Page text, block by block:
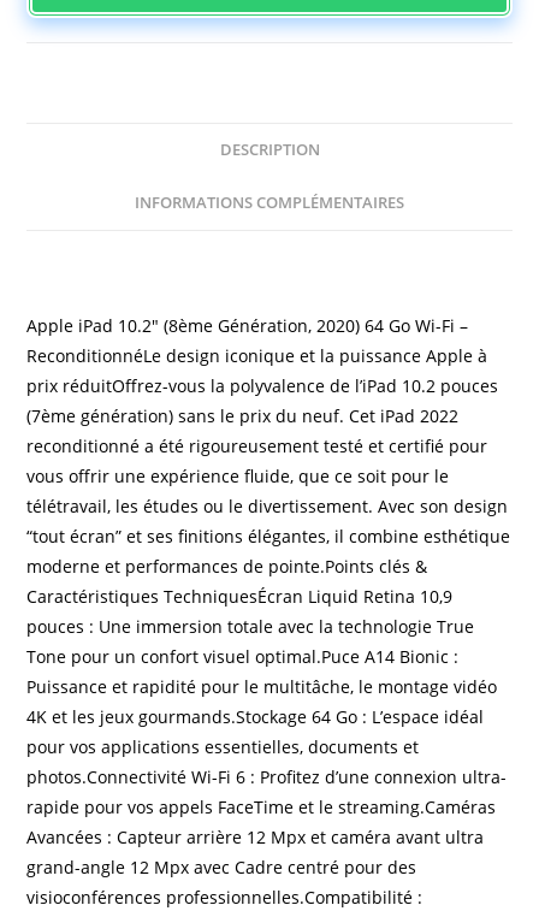
DESCRIPTION
INFORMATIONS COMPLÉMENTAIRES
Apple iPad 10.2″ (8ème Génération, 2020) 64 Go Wi-Fi –
ReconditionnéLe design iconique et la puissance Apple à
prix réduitOffrez-vous la polyvalence de l’iPad 10.2 pouces
(7ème génération) sans le prix du neuf. Cet iPad 2022
reconditionné a été rigoureusement testé et certifié pour
vous offrir une expérience fluide, que ce soit pour le
télétravail, les études ou le divertissement. Avec son design
“tout écran” et ses finitions élégantes, il combine esthétique
moderne et performances de pointe.Points clés &
Caractéristiques TechniquesÉcran Liquid Retina 10,9
pouces : Une immersion totale avec la technologie True
Tone pour un confort visuel optimal.Puce A14 Bionic :
Puissance et rapidité pour le multitâche, le montage vidéo
4K et les jeux gourmands.Stockage 64 Go : L’espace idéal
pour vos applications essentielles, documents et
photos.Connectivité Wi-Fi 6 : Profitez d’une connexion ultra-
rapide pour vos appels FaceTime et le streaming.Caméras
Avancées : Capteur arrière 12 Mpx et caméra avant ultra
grand-angle 12 Mpx avec Cadre centré pour des
visioconférences professionnelles.Compatibilité :